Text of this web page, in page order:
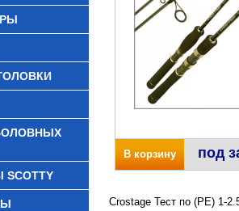
В корзину под
Crostage Тест по (РЕ) 1-